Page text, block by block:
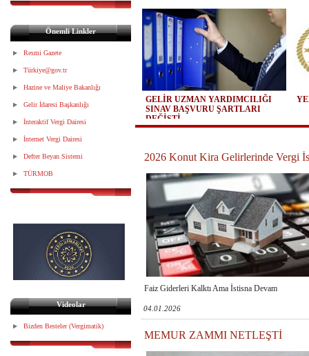
Önemli Linkler
Resmi Gazete
Türkiye@gov.tr
Hazine ve Maliye Bakanlığı
Gelir İdaresi Başkanlığı
İnteraktif Vergi Dairesi
İnternet Vergi Dairesi
Defter Beyan Sistemi
TÜRMOB
Videolar
Bizden Besteler (Vergimatik)
GELİR UZMAN YARDIMCILIĞI
SINAV BAŞVURU ŞARTLARI
DEĞİŞTİ
2026 Konut Kira Gelirlerinde Vergi
Faiz Giderleri Kalktı Ama İstisna Devam
04.01.2026
MEMUR ZAMMI NETLEŞTİ